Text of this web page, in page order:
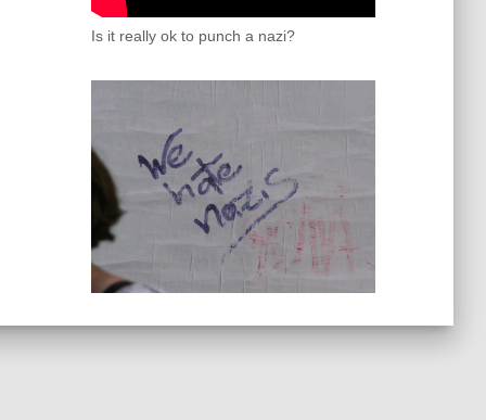
Is it really ok to punch a nazi?